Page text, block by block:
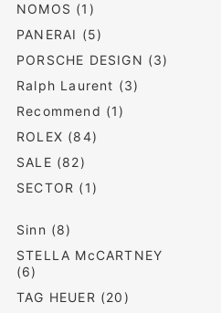
NOMOS (1)
PANERAI (5)
PORSCHE DESIGN (3)
Ralph Laurent (3)
Recommend (1)
ROLEX (84)
SALE (82)
SECTOR (1)
Sinn (8)
STELLA McCARTNEY
(6)
TAG HEUER (20)